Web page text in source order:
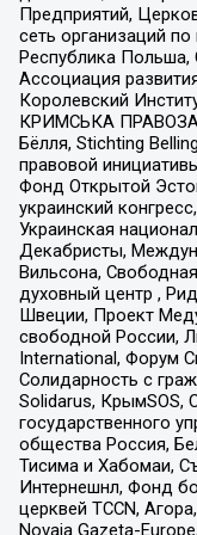
Предприятий,
сеть организаций
Республика
Ассоциация
Королевский
КРИМСЬКА
Бёлля, Stichting
правовой
Фонд Открытой
украинский
Украинская
Декабристы,
Вильсона,
духовный центр ,
Швеции, Проект
свободной России,
International, Форум
Солидарность с
Solidarus, КрымSOS,
государственного
общества Россия,
Тисима и Хабомаи,
Интернешнл, Фонд
церквей TCCN,
Novaja Gazeta-